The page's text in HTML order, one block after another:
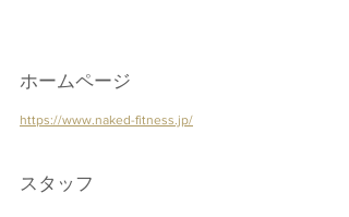
ホームページ
https://www.naked-fitness.jp/
スタッフ